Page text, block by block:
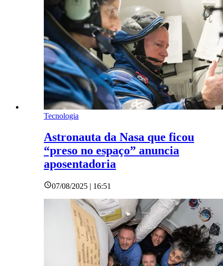
Tecnologia
Astronauta da Nasa que ficou
“preso no espaço” anuncia
aposentadoria
07/08/2025 | 16:51